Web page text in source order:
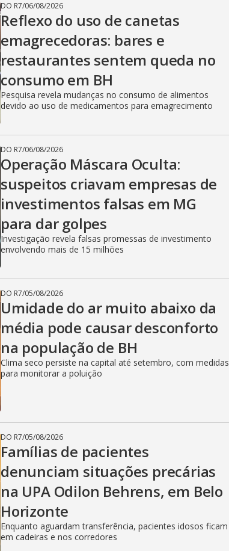
DO R7/06/08/2026
Reflexo do uso de canetas
emagrecedoras: bares e
restaurantes sentem queda no
consumo em BH
Pesquisa revela mudanças no consumo de alimentos
devido ao uso de medicamentos para emagrecimento
DO R7/06/08/2026
Operação Máscara Oculta:
suspeitos criavam empresas de
investimentos falsas em MG
para dar golpes
Investigação revela falsas promessas de investimento
envolvendo mais de 15 milhões
DO R7/05/08/2026
Umidade do ar muito abaixo da
média pode causar desconforto
na população de BH
Clima seco persiste na capital até setembro, com medidas
para monitorar a poluição
DO R7/05/08/2026
Famílias de pacientes
denunciam situações precárias
na UPA Odilon Behrens, em Belo
Horizonte
Enquanto aguardam transferência, pacientes idosos ficam
em cadeiras e nos corredores